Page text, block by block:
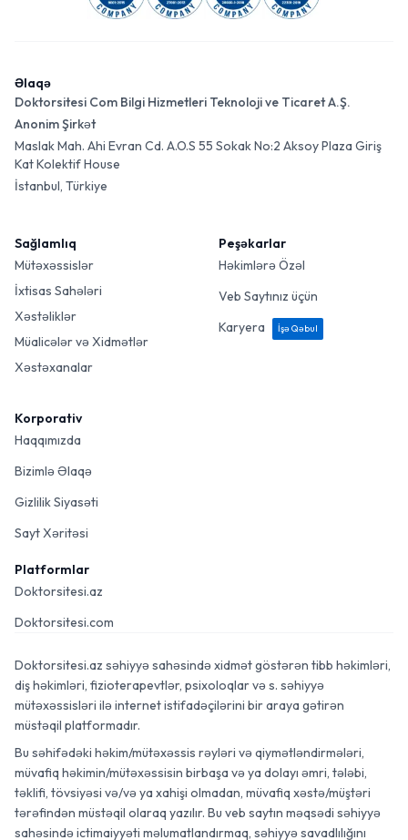
Əlaqə
Doktorsitesi Com Bilgi Hizmetleri Teknoloji ve Ticaret A.Ş.
Anonim Şirkət
Maslak Mah. Ahi Evran Cd. A.O.S 55 Sokak No:2 Aksoy Plaza Giriş
Kat Kolektif House
İstanbul, Türkiye
Sağlamlıq
Mütəxəssislər
İxtisas Sahələri
Xəstəliklər
Müalicələr və Xidmətlər
Xəstəxanalar
Peşəkarlar
Həkimlərə Özəl
Veb Saytınız üçün
Karyera
İşə Qəbul
Korporativ
Haqqımızda
Bizimlə Əlaqə
Gizlilik Siyasəti
Sayt Xəritəsi
Platformlar
Doktorsitesi.az
Doktorsitesi.com
Doktorsitesi.az səhiyyə sahəsində xidmət göstərən tibb həkimləri,
diş həkimləri, fizioterapevtlər, psixoloqlar və s. səhiyyə
mütəxəssisləri ilə internet istifadəçilərini bir araya gətirən
müstəqil platformadır.
Bu səhifədəki həkim/mütəxəssis rəyləri və qiymətləndirmələri,
müvafiq həkimin/mütəxəssisin birbaşa və ya dolayı əmri, tələbi,
təklifi, tövsiyəsi və/və ya xahişi olmadan, müvafiq xəstə/müştəri
tərəfindən müstəqil olaraq yazılır. Bu veb saytın məqsədi səhiyyə
sahəsində ictimaiyyəti məlumatlandırmaq, səhiyyə savadlılığını